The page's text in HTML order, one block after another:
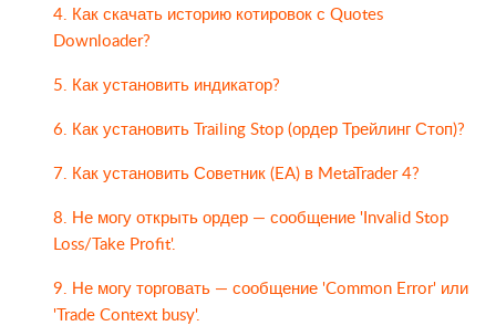
4. Как скачать историю котировок с Quotes
Downloader?
5. Как установить индикатор?
6. Как установить Trailing Stop (ордер Трейлинг Стоп)?
7. Как установить Советник (EA) в MetaTrader 4?
8. Не могу открыть ордер — сообщение 'Invalid Stop
Loss/Take Profit'.
9. Не могу торговать — сообщение 'Common Error' или
'Trade Context busy'.